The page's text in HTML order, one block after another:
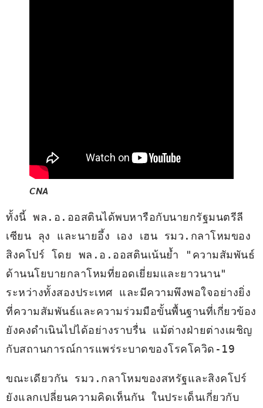
CNA
ทั้งนี้ พล.อ.ออสตินได้พบหารือกับนายกรัฐมนตรีลี
เซียน ลุง และนายอึ้ง เอง เฮน รมว.กลาโหมของ
สิงคโปร์ โดย พล.อ.ออสตินเน้นย้ำ "ความสัมพันธ์
ด้านนโยบายกลาโหมที่ยอดเยี่ยมและยาวนาน"
ระหว่างทั้งสองประเทศ และมีความพึงพอใจอย่างยิ่ง
ที่ความสัมพันธ์และความร่วมมือขั้นพื้นฐานที่เกี่ยวข้อง
ยังคงดำเนินไปได้อย่างราบรื่น แม้ต่างฝ่ายต่างเผชิญ
กับสถานการณ์การแพร่ระบาดของโรคโควิด-19
ขณะเดียวกัน รมว.กลาโหมของสหรัฐและสิงคโปร์
ยังแลกเปลี่ยนความคิดเห็นกัน ในประเด็นเกี่ยวกับ